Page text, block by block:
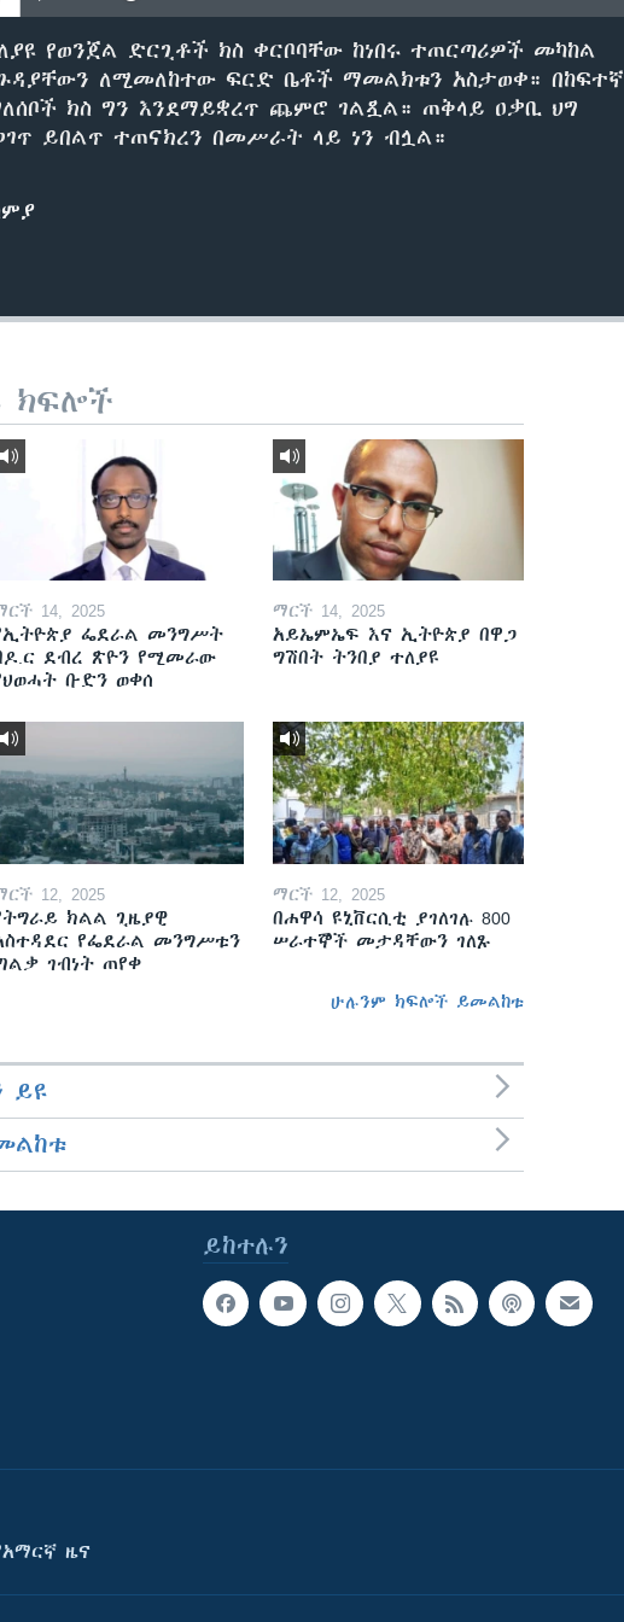
የወንጀል ድርጊቶች ክስ ቀርቦባቸው ከነበሩ ተጠርጣሪዎች መካከል
ጉዳያቸውን ለሚመለከተው ፍርድ ቤቶች ማመልክቱን አስታወቀ። በከፍተኛ
ክስ ግን እንደማይቋረጥ ጨምሮ ገልጿል። ጠቅላይ ዐቃቢ ህግ
ይበልጥ ተጠናክረን በመሥራት ላይ ነን ብሏል።
ክፍሎች
14, 2025
ፌደራል መንግሥት
ደብረ ጽዮን የሚመራው
ቡድን ወቀሰ
ማርች 14, 2025
አይኤምኤፍ እና ኢትዮጵያ በዋጋ
ግሽበት ትንበያ ተለያዩ
12, 2025
ክልል ጊዜያዊ
የፌደራል መንግሥቱን
ገብነት ጠየቀ
ማርች 12, 2025
በሐዋሳ ዩኒቨርሲቲ ያገለገሉ 800
ሠራተኞች መታዳቸውን ገለጹ
ሁሉንም ክፍሎች ይመልከቱ
ይዩ
ይከተሉን
ዜና